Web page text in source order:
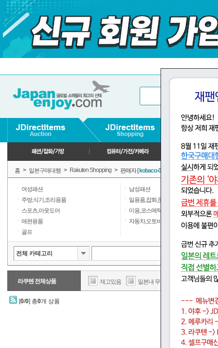
홈 > 일본구매대행 > Rakuten Shopping > 판매자 [kobaco-003 ] 판매상품
여성패션
남성패션
주방,식기,조리용품
일용품,잡화,문구
스포츠,아웃도어
미용,코스메틱,향수
애완용품
자동차,오토바이
골프
라쿠텐 전체상품 재고있음 일본내 무료배송 판매가
[0/0] 총0개 상품